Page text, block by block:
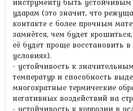
ударам (это значит, что
контакте с более прочным
замнётся, чем будет
её будет проще восстановить
условиях).
- устойчивость к
температур и способность
многократные термические
негативных воздействий на
- устойчивость к коррозии в